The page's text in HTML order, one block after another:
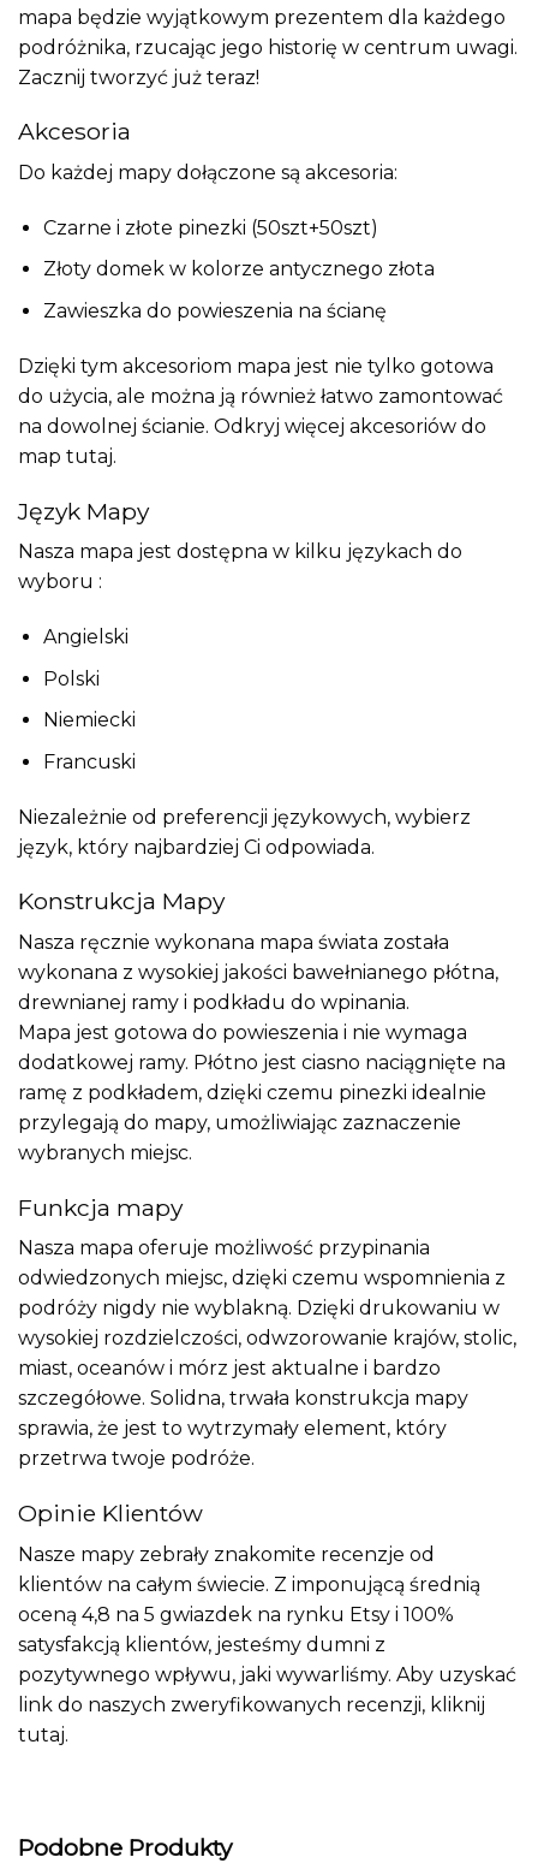
mapa będzie wyjątkowym prezentem dla każdego
podróżnika, rzucając jego historię w centrum uwagi.
Zacznij tworzyć już teraz!
Akcesoria
Do każdej mapy dołączone są akcesoria:
Czarne i złote pinezki (50szt+50szt)
Złoty domek w kolorze antycznego złota
Zawieszka do powieszenia na ścianę
Dzięki tym akcesoriom mapa jest nie tylko gotowa
do użycia, ale można ją również łatwo zamontować
na dowolnej ścianie. Odkryj więcej akcesoriów do
map tutaj.
Język Mapy
Nasza mapa jest dostępna w kilku językach do
wyboru :
Angielski
Polski
Niemiecki
Francuski
Niezależnie od preferencji językowych, wybierz
język, który najbardziej Ci odpowiada.
Konstrukcja Mapy
Nasza ręcznie wykonana mapa świata została
wykonana z wysokiej jakości bawełnianego płótna,
drewnianej ramy i podkładu do wpinania.
Mapa jest gotowa do powieszenia i nie wymaga
dodatkowej ramy. Płótno jest ciasno naciągnięte na
ramę z podkładem, dzięki czemu pinezki idealnie
przylegają do mapy, umożliwiając zaznaczenie
wybranych miejsc.
Funkcja mapy
Nasza mapa oferuje możliwość przypinania
odwiedzonych miejsc, dzięki czemu wspomnienia z
podróży nigdy nie wyblakną. Dzięki drukowaniu w
wysokiej rozdzielczości, odwzorowanie krajów, stolic,
miast, oceanów i mórz jest aktualne i bardzo
szczegółowe. Solidna, trwała konstrukcja mapy
sprawia, że jest to wytrzymały element, który
przetrwa twoje podróże.
Opinie Klientów
Nasze mapy zebrały znakomite recenzje od
klientów na całym świecie. Z imponującą średnią
oceną 4,8 na 5 gwiazdek na rynku Etsy i 100%
satysfakcją klientów, jesteśmy dumni z
pozytywnego wpływu, jaki wywarliśmy. Aby uzyskać
link do naszych zweryfikowanych recenzji, kliknij
tutaj.
Podobne Produkty